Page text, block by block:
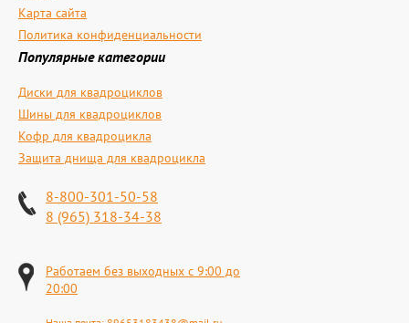
Карта сайта
Политика конфиденциальности
Популярные категории
Диски для квадроциклов
Шины для квадроциклов
Кофр для квадроцикла
Защита днища для квадроцикла
8-800-301-50-58
8 (965) 318-34-38
Работаем без выходных с 9:00 до
20:00